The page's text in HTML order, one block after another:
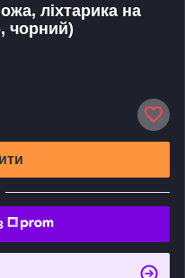
ліхтарика на
чорний)